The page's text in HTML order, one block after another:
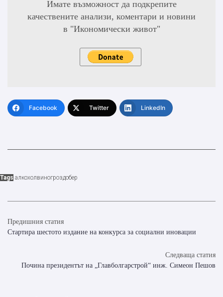
Имате възможност да подкрепите
качествените анализи, коментари и новини
в "Икономически живот"
Facebook Twitter LinkedIn
Tags алкохолвиногроздобер
Предишния статия
Стартира шестото издание на конкурса за социални иновации
Следваща статия
Почина президентът на „Главболгарстрой“ инж. Симеон Пешов